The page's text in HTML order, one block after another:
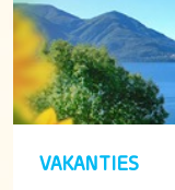
VAKANTIES